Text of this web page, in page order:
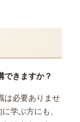
できますか？
は必要ありませ
学ぶ方にも、